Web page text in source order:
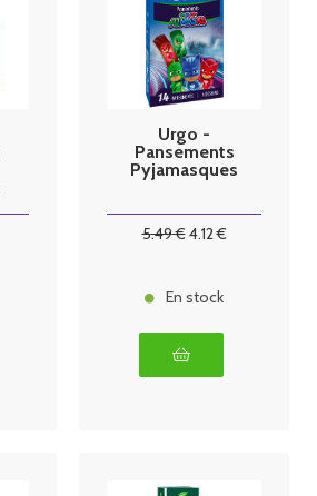
Urgo -
Pansements
Pyjamasques
5.49€4.12€
En stock